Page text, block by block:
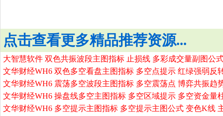
点击查看更多精品推荐资源...
大智慧软件 双色共振波段主图指标 止损线 多彩成交量副图公
文华财经WH6 双色多空看盘主图指标 多空点提示 红绿强弱反
文华财经WH6 震荡多空波段主图指标 多空震荡点 博弈共振趋
文华财经WH6 操盘线多空主图指标 多空区域提示 多空资金量
文华财经WH6 多空提示主图指标 多空提示主图公式 变色K线